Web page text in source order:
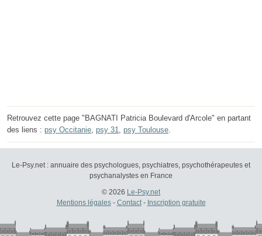
Retrouvez cette page "BAGNATI Patricia Boulevard d'Arcole" en partant
des liens : psy Occitanie, psy 31, psy Toulouse.
Le-Psy.net : annuaire des psychologues, psychiatres, psychothérapeutes et
psychanalystes en France
© 2026 Le-Psy.net
Mentions légales- Contact- Inscription gratuite